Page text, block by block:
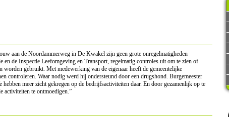
aan de Noordammerweg in De Kwakel zijn geen grote onregelmatigheden
en de Inspectie Leefomgeving en Transport, regelmatig controles uit om te zien of
worden gebruikt. Met medewerking van de eigenaar heeft de gemeentelijke
controleren. Waar nodig werd hij ondersteund door een drugshond. Burgemeester
meer zicht gekregen op de bedrijfsactiviteiten daar. En door gezamenlijk op te
activiteiten te ontmoedigen.”